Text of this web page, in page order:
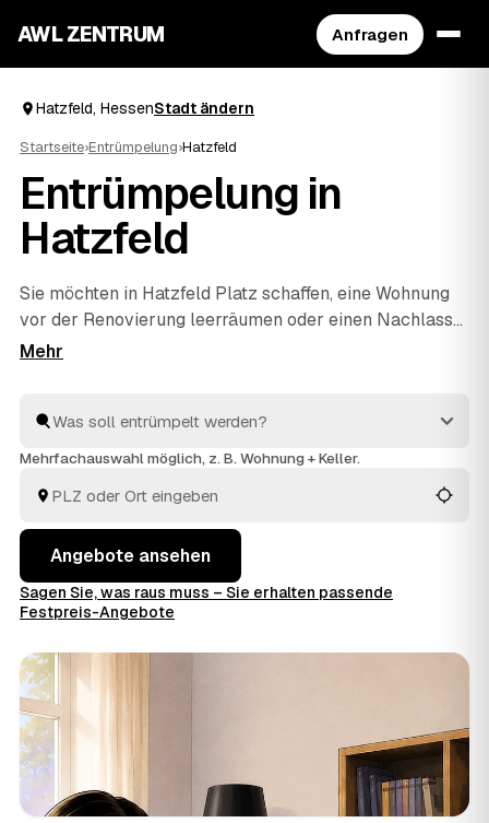
AWL ZENTRUM Anfragen
Hatzfeld, HessenStadt ändern
Startseite›Entrümpelung›Hatzfeld
Entrümpelung in
Hatzfeld
Sie möchten in Hatzfeld Platz schaffen, eine Wohnung
vor der Renovierung leerräumen oder einen Nachlass
auflösen? Beschreiben Sie Ihren Auftrag bei AWL
Raum bis zur komplettenHaushaltsauflösung
alles fachgerecht ausgeräumt und entsorgt. Sie
Mehrfachauswahl möglich, z. B. Wohnung + Keller.
Angebote ansehen
Sagen Sie, was raus muss – Sie erhalten passende
Festpreis-Angebote